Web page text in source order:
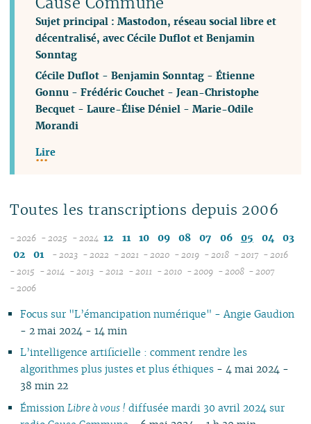
Sujet principal : Mastodon, réseau social libre et
décentralisé, avec Cécile Duflot et Benjamin
Sonntag
Cécile Duflot -Benjamin Sonntag -Étienne
Gonnu -Frédéric Couchet -Jean-Christophe
Becquet -Laure-Élise Déniel -Marie-Odile
Morandi
Lire
Toutes les transcriptions depuis 2006
- 2026
08
04
03
02
01
- 2025
08
07
06
05
02
- 2024 12 11 10 09 08 07 06 05 04
03
02
01 - 2023
09
08
07
06
03
- 2022
09
08
07
06
04
03
- 2021
09
07
06
03
- 2020
09
07
06
03
- 2019
09
07
06
03
- 2018
12
09
07
06
03
- 2017
09
06
03
- 2016
09
- 2015
10
09
08
07
06
04
- 2014
10
09
08
07
03
- 2013
09
08
04
02
- 2012
09
07
06
01
- 2011
10
08
07
04
- 2010
10
08
07
04
- 2009 - 2008
10
- 2007
- 2006
Focus sur "L’émancipation numérique" - Angie Gaudion
- 2 mai 2024 - 14 min
L’intelligence artificielle : comment rendre les
algorithmes plus justes et plus éthiques - 4 mai 2024 -
38 min 22
Émission Libre à vous ! diffusée mardi 30 avril 2024 sur